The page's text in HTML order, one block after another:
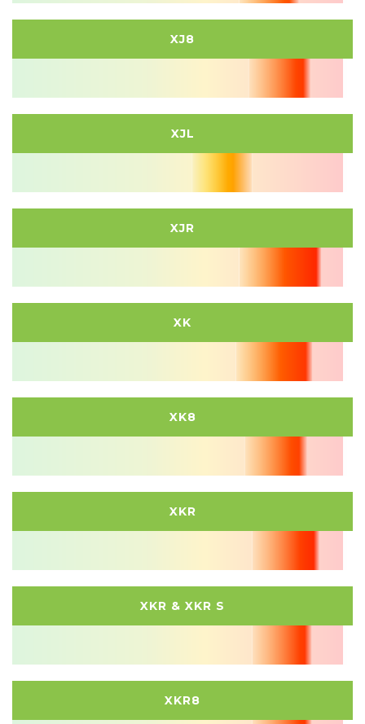
XJ8
XJL
XJR
XK
XK8
XKR
XKR & XKR S
XKR8